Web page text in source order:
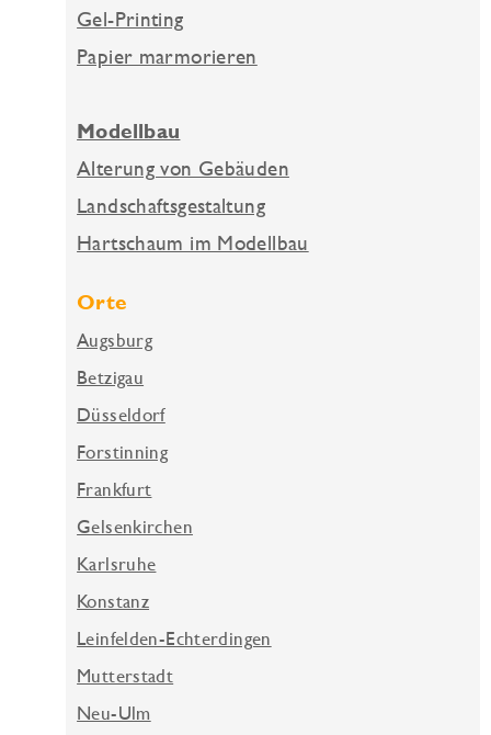
Gel-Printing
Papier marmorieren
Modellbau
Alterung von Gebäuden
Landschaftsgestaltung
Hartschaum im Modellbau
Orte
Augsburg
Betzigau
Düsseldorf
Forstinning
Frankfurt
Gelsenkirchen
Karlsruhe
Konstanz
Leinfelden-Echterdingen
Mutterstadt
Neu-Ulm